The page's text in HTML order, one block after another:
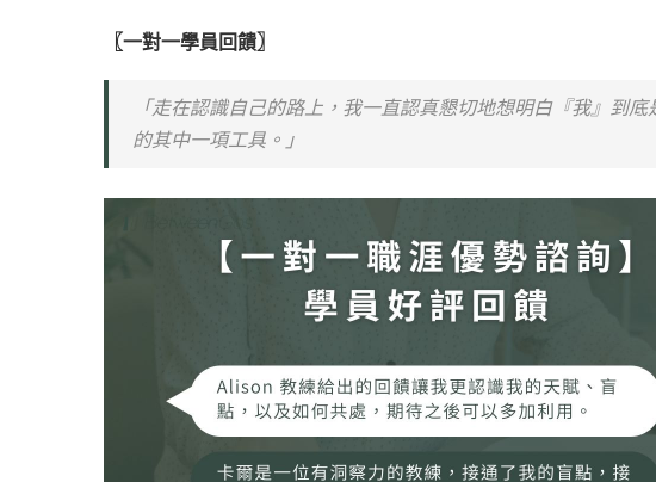
〖一對一學員回饋〗
「走在認識自己的路上，我一直認真懇切地想明白『我』到
的其中一項工具。」